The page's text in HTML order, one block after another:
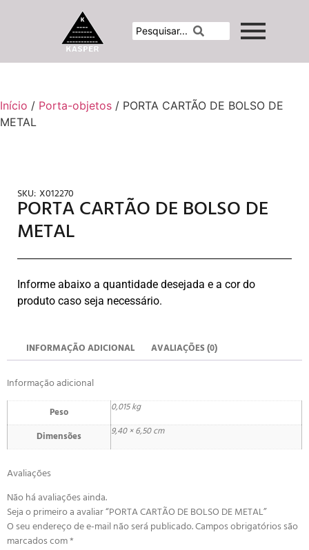
Início / Porta-objetos / PORTA CARTÃO DE BOLSO DE
METAL
SKU: X012270
PORTA CARTÃO DE BOLSO DE
METAL
Informe abaixo a quantidade desejada e a cor do
produto caso seja necessário.
INFORMAÇÃO ADICIONAL AVALIAÇÕES (0)
Informação adicional
Peso 0,015 kg
Dimensões 9,40 × 6,50 cm
Avaliações
Não há avaliações ainda.
Seja o primeiro a avaliar “PORTA CARTÃO DE BOLSO DE METAL”
O seu endereço de e-mail não será publicado.Campos obrigatórios são
marcados com*